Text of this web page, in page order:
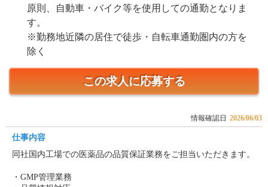
原則、自動車・バイク等を使用しての通勤となりま
す。
※勤務地近隣の居住で徒歩・自転車通勤圏内の方を
除く
この求人に応募する
情報確認日 2026/06/03
仕事内容
同社国内工場での医薬品の品質保証業務をご担当いただきます。
・GMP管理業務